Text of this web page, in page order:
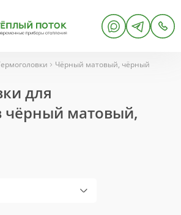
Чёрный матовый, чёрный
для
чёрный матовый,